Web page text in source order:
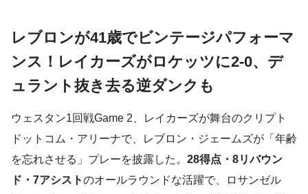
レブロンが41歳でビンテージパフォーマ
ンス！レイカーズがロケッツに2-0、デ
ュラント抜き去る逆ダンクも
ウェスタン1回戦Game 2、レイカーズが舞台のクリプト
ドットコム・アリーナで、レブロン・ジェームズが「年齢
を忘れさせる」プレーを披露した。 28得点・8リバウン
ド・7アシストのオールラウンドな活躍で、ロサンゼル